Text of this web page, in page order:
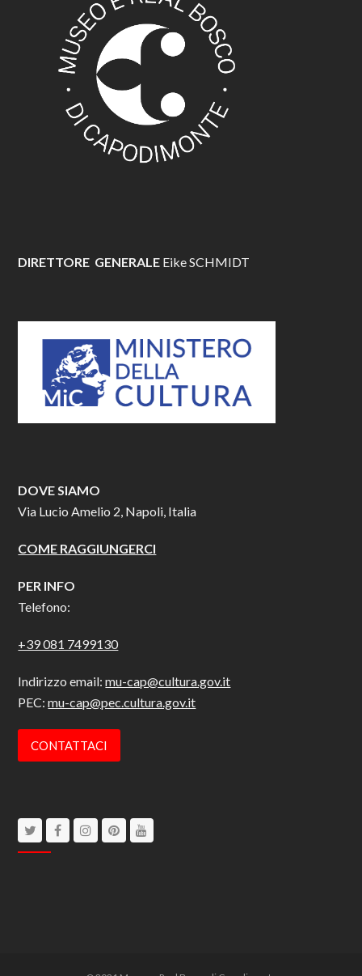
DIRETTORE GENERALE Eike SCHMIDT
DOVE SIAMO
Via Lucio Amelio 2, Napoli, Italia
COME RAGGIUNGERCI
PER INFO
Telefono:
+39 081 7499130
Indirizzo email:mu-cap@cultura.gov.it
PEC:mu-cap@pec.cultura.gov.it
CONTATTACI
TwitterFacebookInstagram
Pinterest